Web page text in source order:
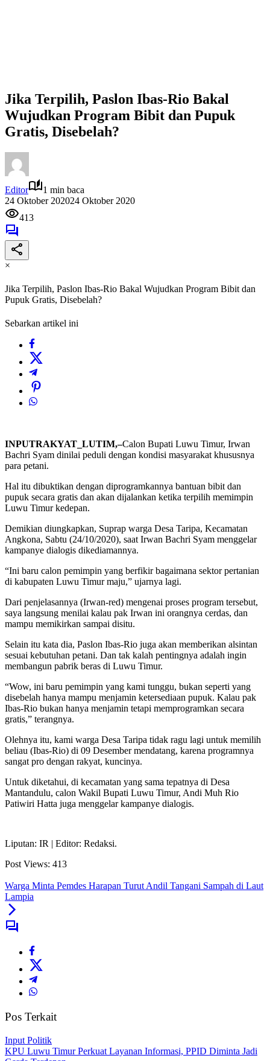
Jika Terpilih, Paslon Ibas-Rio Bakal
Wujudkan Program Bibit dan Pupuk
Gratis, Disebelah?
Editor
1 min baca
24 Oktober 202024 Oktober 2020
413
×
Jika Terpilih, Paslon Ibas-Rio Bakal Wujudkan Program Bibit dan
Pupuk Gratis, Disebelah?
Sebarkan artikel ini
INPUTRAKYAT_LUTIM,–Calon Bupati Luwu Timur, Irwan
Bachri Syam dinilai peduli dengan kondisi masyarakat khususnya
para petani.
Hal itu dibuktikan dengan diprogramkannya bantuan bibit dan
pupuk secara gratis dan akan dijalankan ketika terpilih memimpin
Luwu Timur kedepan.
Demikian diungkapkan, Suprap warga Desa Taripa, Kecamatan
Angkona, Sabtu (24/10/2020), saat Irwan Bachri Syam menggelar
kampanye dialogis dikediamannya.
“Ini baru calon pemimpin yang berfikir bagaimana sektor pertanian
di kabupaten Luwu Timur maju,” ujarnya lagi.
Dari penjelasannya (Irwan-red) mengenai proses program tersebut,
saya langsung menilai kalau pak Irwan ini orangnya cerdas, dan
mampu memikirkan sampai disitu.
Selain itu kata dia, Paslon Ibas-Rio juga akan memberikan alsintan
sesuai kebutuhan petani. Dan tak kalah pentingnya adalah ingin
membangun pabrik beras di Luwu Timur.
“Wow, ini baru pemimpin yang kami tunggu, bukan seperti yang
disebelah hanya mampu menjamin ketersediaan pupuk. Kalau pak
Ibas-Rio bukan hanya menjamin tetapi memprogramkan secara
gratis,” terangnya.
Olehnya itu, kami warga Desa Taripa tidak ragu lagi untuk memilih
beliau (Ibas-Rio) di 09 Desember mendatang, karena programnya
sangat pro dengan rakyat, kuncinya.
Untuk diketahui, di kecamatan yang sama tepatnya di Desa
Mantandulu, calon Wakil Bupati Luwu Timur, Andi Muh Rio
Patiwiri Hatta juga menggelar kampanye dialogis.
Liputan: IR | Editor: Redaksi.
Post Views: 413
Warga Minta Pemdes Harapan Turut Andil Tangani Sampah di Laut
Lampia
Pos Terkait
Input Politik
KPU Luwu Timur Perkuat Layanan Informasi, PPID Diminta Jadi